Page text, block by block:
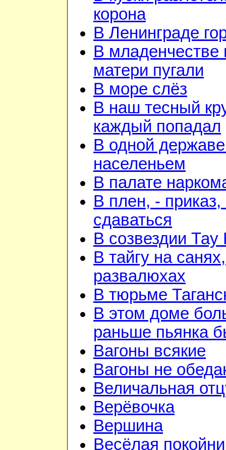
корона
В Ленинграде
В младенчестве
матери пугали
В море слёз
В наш тесный
каждый попадал
В одной
населеньем
В палате
В плен, - приказ,
сдаваться
В созвездии Тау
В тайгу на
развалюхах
В тюрьме
В этом доме
раньше пьянка
Вагоны всякие
Вагоны не
Величальная
Верёвочка
Вершина
Весёлая